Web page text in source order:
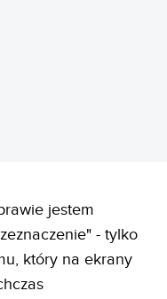
jestem
- tylko
który na ekrany